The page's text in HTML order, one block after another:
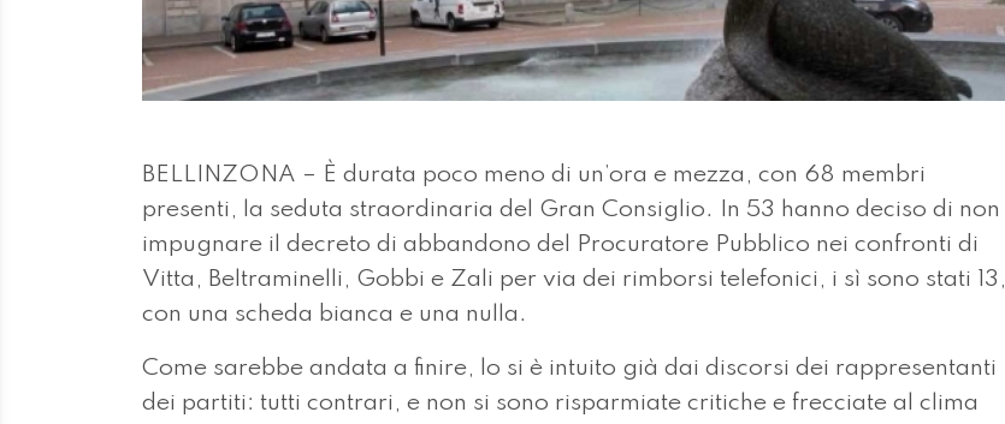
BELLINZONA – È durata poco meno di un’ora e mezza, con 68 membri
presenti, la seduta straordinaria del Gran Consiglio. In 53 hanno deciso di non
impugnare il decreto di abbandono del Procuratore Pubblico nei confronti di
Vitta, Beltraminelli, Gobbi e Zali per via dei rimborsi telefonici, i sì sono stati 13,
con una scheda bianca e una nulla.
Come sarebbe andata a finire, lo si è intuito già dai discorsi dei rappresentanti
dei partiti: tutti contrari, e non si sono risparmiate critiche e frecciate al clima